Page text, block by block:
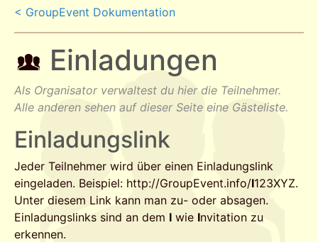
< GroupEvent Dokumentation
Einladungen
Als Organisator verwaltest du hier die Teilnehmer.
Alle anderen sehen auf dieser Seite eine Gästeliste.
Einladungslink
Jeder Teilnehmer wird über einen Einladungslink
eingeladen. Beispiel: http://GroupEvent.info/I123XYZ.
Unter diesem Link kann man zu- oder absagen.
Einladungslinks sind an dem I wie Invitation zu
erkennen.